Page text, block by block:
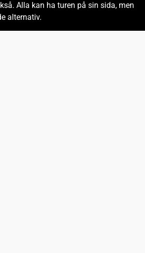
Alla kan ha turen på sin sida, men
alternativ.